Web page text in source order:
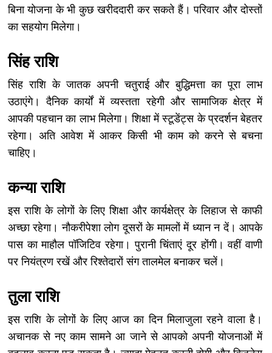
बिना योजना के भी कुछ खरीददारी कर सकते हैं। परिवार और दोस्तों
का सहयोग मिलेगा।
सिंह राशि
सिंह राशि के जातक अपनी चतुराई और बुद्धिमत्ता का पूरा लाभ
उठाएंगे। दैनिक कार्यों में व्यस्तता रहेगी और सामाजिक क्षेत्र में
आपकी पहचान का लाभ मिलेगा। शिक्षा में स्टूडेंट्स के प्रदर्शन बेहतर
रहेगा। अति आवेश में आकर किसी भी काम को करने से बचना
चाहिए।
कन्या राशि
इस राशि के लोगों के लिए शिक्षा और कार्यक्षेत्र के लिहाज से काफी
अच्छा रहेगा। नौकरीपेशा लोग दूसरों के मामलों में ध्यान न दें। आपके
पास का माहौल पॉजिटिव रहेगा। पुरानी चिंताएं दूर होंगी। वहीं वाणी
पर नियंत्रण रखें और रिश्तेदारों संग तालमेल बनाकर चलें।
तुला राशि
इस राशि के लोगों के लिए आज का दिन मिलाजुला रहने वाला है।
अचानक से नए काम सामने आ जाने से आपको अपनी योजनाओं में